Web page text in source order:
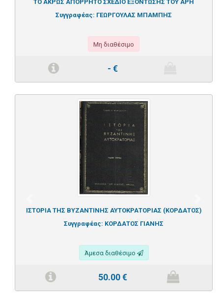
ΤΟ ΑΚΡΩΣ ΑΠΟΡΡΗΤΟ ΣΧΕΔΙΟ ΕΞΟΝΤΩΣΗΣ ΤΟΥ ΑΡΗ
Συγγραφέας: ΓΕΩΡΓΟΥΛΑΣ ΜΠΑΜΠΗΣ
Μη διαθέσιμο
- €
ΙΣΤΟΡΙΑ ΤΗΣ ΒΥΖΑΝΤΙΝΗΣ ΑΥΤΟΚΡΑΤΟΡΙΑΣ (ΚΟΡΔΑΤΟΣ)
Συγγραφέας: ΚΟΡΔΑΤΟΣ ΓΙΑΝΗΣ
Άμεσα διαθέσιμο
50.00€